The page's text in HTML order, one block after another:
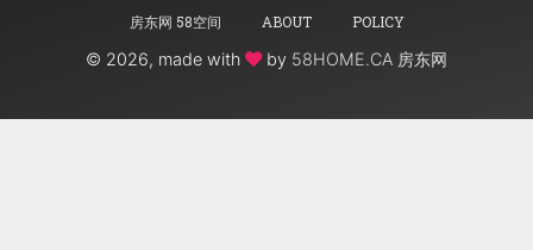
房东网 58空间 ABOUT POLICY
© 2026, made with by 58HOME.CA 房东网